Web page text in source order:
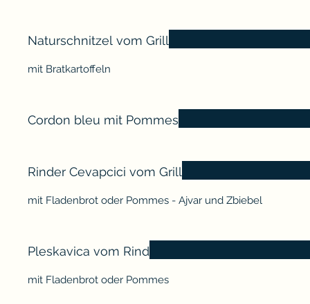
Naturschnitzel vom Grill
mit Bratkartoffeln
Cordon bleu mit Pommes
Rinder Cevapcici vom Grill
mit Fladenbrot oder Pommes - Ajvar und Zbiebel
Pleskavica vom Rind
mit Fladenbrot oder Pommes